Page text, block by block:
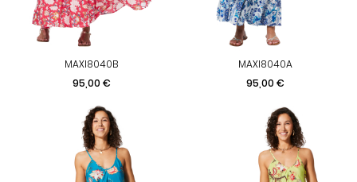
MAXI8040B
Prix
95,00 €
MAXI8040A
Prix
95,00 €